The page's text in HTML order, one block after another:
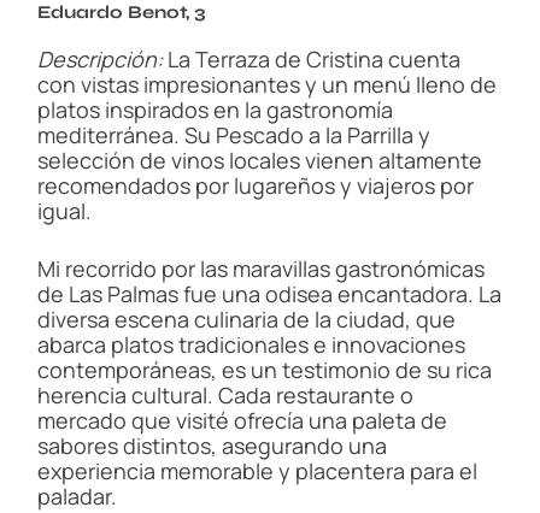
Eduardo Benot, 3
Descripción:La Terraza de Cristina cuenta
con vistas impresionantes y un menú lleno de
platos inspirados en la gastronomía
mediterránea. Su Pescado a la Parrilla y
selección de vinos locales vienen altamente
recomendados por lugareños y viajeros por
igual.
Mi recorrido por las maravillas gastronómicas
de Las Palmas fue una odisea encantadora. La
diversa escena culinaria de la ciudad, que
abarca platos tradicionales e innovaciones
contemporáneas, es un testimonio de su rica
herencia cultural. Cada restaurante o
mercado que visité ofrecía una paleta de
sabores distintos, asegurando una
experiencia memorable y placentera para el
paladar.